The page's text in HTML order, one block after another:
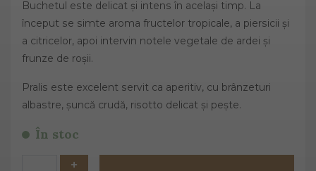
Buchetul este delicat și intens în același timp. La
început se simte aroma fructelor tropicale, a piersicii și
a citricelor, apoi intervin notele vegetale de ardei și
frunze de roșii.
Pralis este excelent servit ca aperitiv, cu brânzeturi
albastre, șuncă crudă, risotto delicat și pește.
În stoc